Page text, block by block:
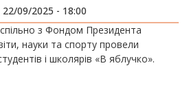
09/2025 - 18:00
з Фондом Президента
науки та спорту провели
і школярів «В яблучко».